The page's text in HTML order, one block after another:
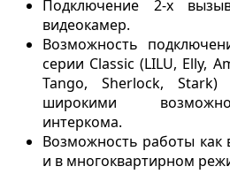
Подключение 2-х
видеокамер.
Возможность
серии Classic (LILU, Elly,
Tango, Sherlock,
широкими
интеркома.
Возможность работы как
и в многоквартирном